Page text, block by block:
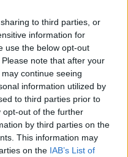
to third parties, or
information for
use the below opt-out
note that after your
continue seeing
information utilized by
to third parties prior to
opt-out of the further
by third parties on the
This information may
on the IAB’s List of
Mislinja
Vuzenica